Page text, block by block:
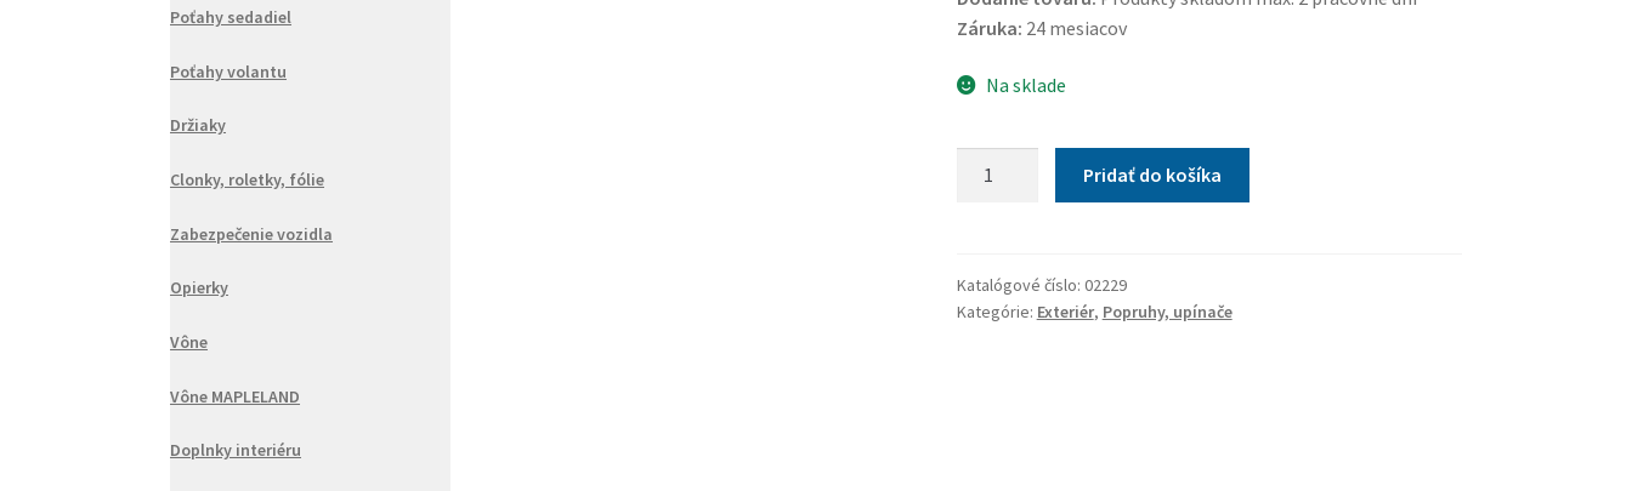
Záruka: 24 mesiacov
Na sklade
zadné
dvere
Pridať do košíka
Katalógové číslo: 02229
Kategórie: Exteriér, Popruhy, upínače
Poťahy sedadiel
Poťahy volantu
Držiaky
Clonky, roletky, fólie
Zabezpečenie vozidla
Opierky
Vône
Vône MAPLELAND
Doplnky interiéru